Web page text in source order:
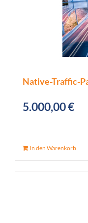
Native-Traffic-
5.000,00€
In den Warenkorb